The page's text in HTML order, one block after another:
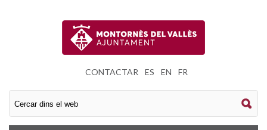
CONTACTAR ES EN FR